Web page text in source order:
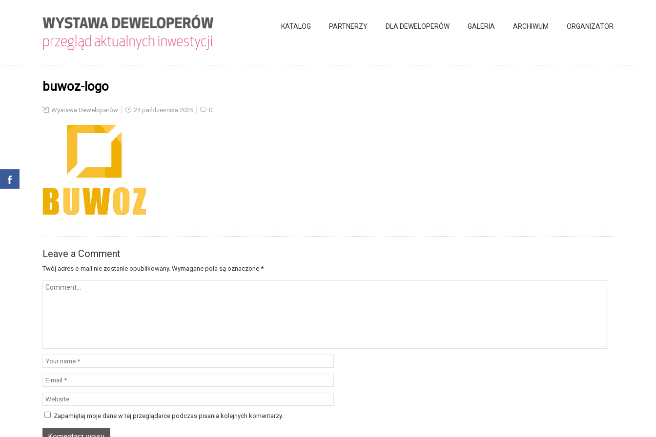
KATALOG PARTNERZY DLA DEWELOPERÓW GALERIA ARCHIWUM ORGANIZATOR
buwoz-logo
Wystawa Deweloperów 24 października 2025 0
Leave a Comment
Twój adres e-mail nie zostanie opublikowany. Wymagane pola są oznaczone *
Zapamiętaj moje dane w tej przeglądarce podczas pisania kolejnych komentarzy.